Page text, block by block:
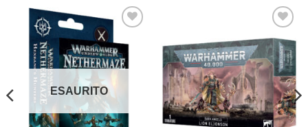
alla lista
dei
desideri
ESAURITO
Aggiungi
alla lista
dei
desideri